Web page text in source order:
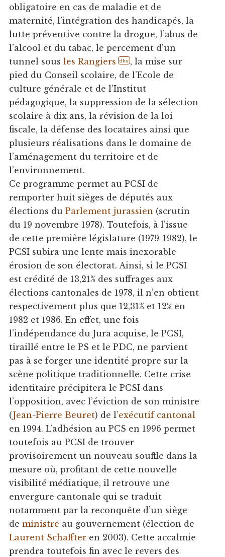
obligatoire en cas de maladie et de
maternité, l’intégration des handicapés, la
lutte préventive contre la drogue, l’abus de
l’alcool et du tabac, le percement d’un
tunnel sous les Rangiers dhs , la mise sur
pied du Conseil scolaire, de l’Ecole de
culture générale et de l’Institut
pédagogique, la suppression de la sélection
scolaire à dix ans, la révision de la loi
fiscale, la défense des locataires ainsi que
plusieurs réalisations dans le domaine de
l’aménagement du territoire et de
l’environnement.
Ce programme permet au PCSI de
remporter huit sièges de députés aux
élections du Parlement jurassien (scrutin
du 19 novembre 1978). Toutefois, à l’issue
de cette première législature (1979-1982), le
PCSI subira une lente mais inexorable
érosion de son électorat. Ainsi, si le PCSI
est crédité de 13,21% des suffrages aux
élections cantonales de 1978, il n’en obtient
respectivement plus que 12,31% et 12% en
1982 et 1986. En effet, une fois
l’indépendance du Jura acquise, le PCSI,
tiraillé entre le PS et le PDC, ne parvient
pas à se forger une identité propre sur la
scène politique traditionnelle. Cette crise
identitaire précipitera le PCSI dans
l’opposition, avec l’éviction de son ministre
(Jean-Pierre Beuret) de l’exécutif cantonal
en 1994. L’adhésion au PCS en 1996 permet
toutefois au PCSI de trouver
provisoirement un nouveau souffle dans la
mesure où, profitant de cette nouvelle
visibilité médiatique, il retrouve une
envergure cantonale qui se traduit
notamment par la reconquête d’un siège
de ministre au gouvernement (élection de
Laurent Schaffteren 2003). Cette accalmie
prendra toutefois fin avec le revers des